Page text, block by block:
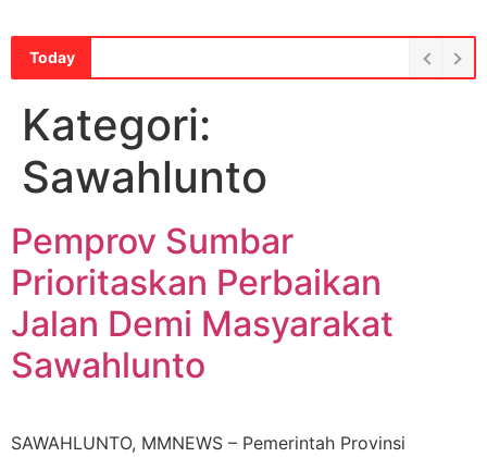
Today
Kategori:
Sawahlunto
Pemprov Sumbar
Prioritaskan Perbaikan
Jalan Demi Masyarakat
Sawahlunto
SAWAHLUNTO, MMNEWS – Pemerintah Provinsi